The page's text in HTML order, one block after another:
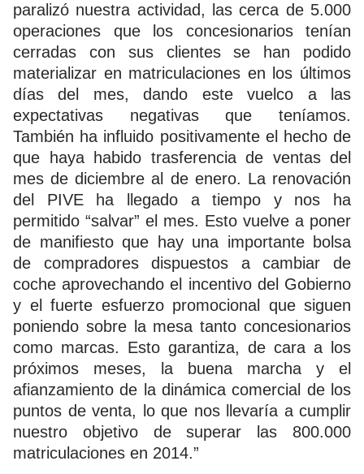
paralizó nuestra actividad, las cerca de 5.000
operaciones que los concesionarios tenían
cerradas con sus clientes se han podido
materializar en matriculaciones en los últimos
días del mes, dando este vuelco a las
expectativas negativas que teníamos.
También ha influido positivamente el hecho de
que haya habido trasferencia de ventas del
mes de diciembre al de enero. La renovación
del PIVE ha llegado a tiempo y nos ha
permitido “salvar” el mes. Esto vuelve a poner
de manifiesto que hay una importante bolsa
de compradores dispuestos a cambiar de
coche aprovechando el incentivo del Gobierno
y el fuerte esfuerzo promocional que siguen
poniendo sobre la mesa tanto concesionarios
como marcas. Esto garantiza, de cara a los
próximos meses, la buena marcha y el
afianzamiento de la dinámica comercial de los
puntos de venta, lo que nos llevaría a cumplir
nuestro objetivo de superar las 800.000
matriculaciones en 2014.”